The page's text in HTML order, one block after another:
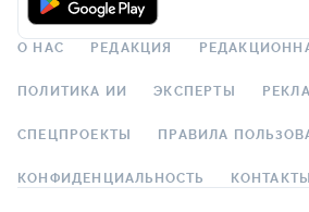
О НАС РЕДАКЦИЯ
ПОЛИТИКА ИИ ЭКСПЕРТЫ
СПЕЦПРОЕКТЫ ПРАВИЛА
КОНФИДЕНЦИАЛЬНОСТЬ КОНТАКТЫ